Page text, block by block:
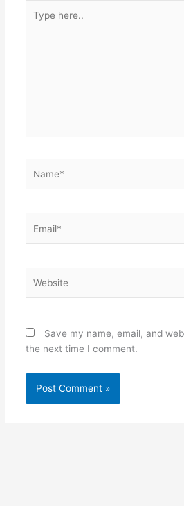
here..
Save my name, email, and
the next time I comment.